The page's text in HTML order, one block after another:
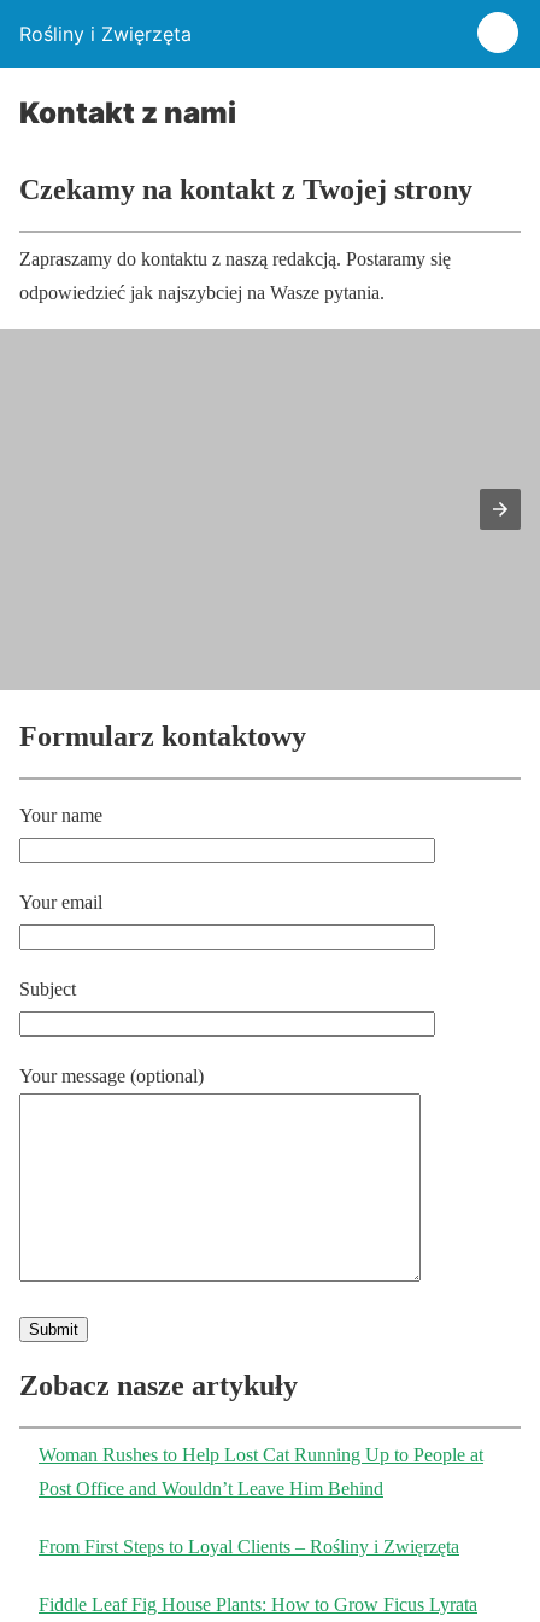
Rośliny i Zwięrzęta
Kontakt z nami
Czekamy na kontakt z Twojej strony
Zapraszamy do kontaktu z naszą redakcją. Postaramy się
odpowiedzieć jak najszybciej na Wasze pytania.
Formularz kontaktowy
Your name
Your email
Subject
Your message (optional)
Zobacz nasze artykuły
Woman Rushes to Help Lost Cat Running Up to People at
Post Office and Wouldn’t Leave Him Behind
From First Steps to Loyal Clients – Rośliny i Zwięrzęta
Fiddle Leaf Fig House Plants: How to Grow Ficus Lyrata